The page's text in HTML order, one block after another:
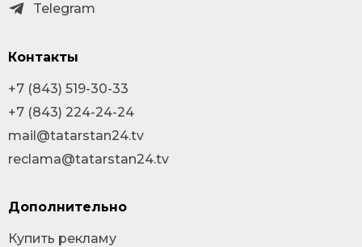
Telegram
Контакты
+7 (843) 519-30-33
+7 (843) 224-24-24
mail@tatarstan24.tv
reclama@tatarstan24.tv
Дополнительно
Купить рекламу